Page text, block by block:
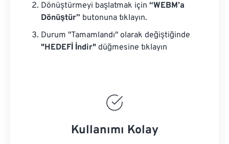
Dönüştürmeyi başlatmak için “WEBM’a
Dönüştür” butonuna tıklayın.
Durum "Tamamlandı" olarak değiştiğinde
"HEDEFİ İndir" düğmesine tıklayın
Kullanımı Kolay